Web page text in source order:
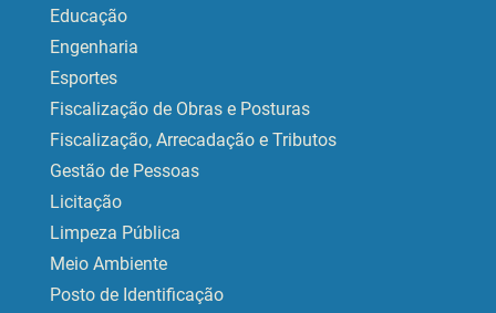
Educação
Engenharia
Esportes
Fiscalização de Obras e Posturas
Fiscalização, Arrecadação e Tributos
Gestão de Pessoas
Licitação
Limpeza Pública
Meio Ambiente
Posto de Identificação